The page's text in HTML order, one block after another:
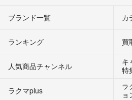
ブランド一覧 カ
ランキング 買
人気商品チャンネル
キ
特
ラクマplus
ラ
ョ